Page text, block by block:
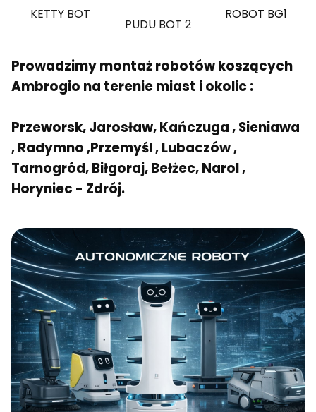
KETTY BOT
PUDU BOT 2
ROBOT BG1
Prowadzimy montaż robotów koszących
Ambrogio na terenie miast i okolic :
Przeworsk, Jarosław, Kańczuga , Sieniawa
, Radymno ,Przemyśl , Lubaczów ,
Tarnogród, Biłgoraj, Bełżec, Narol ,
Horyniec - Zdrój.